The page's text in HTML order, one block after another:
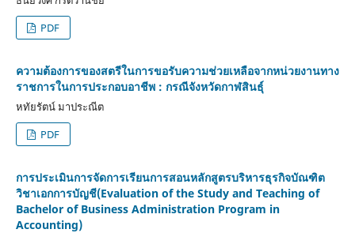
PDF
ความต้องการของสตรีในการขอรับความช่วยเหลือจากหน่วยงานทาง
ราชการในการประกอบอาชีพ : กรณีจังหวัดกาฬสินธุ์
หทัยรัตน์ มาประณีต
PDF
การประเมินการจัดการเรียนการสอนหลักสูตรบริหารธุรกิจบัณฑิต
วิชาเอกการบัญชี(Evaluation of the Study and Teaching of
Bachelor of Business Administration Program in
Accounting)